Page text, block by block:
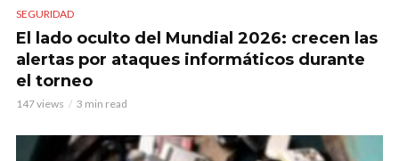
SEGURIDAD
El lado oculto del Mundial 2026: crecen las
alertas por ataques informáticos durante
el torneo
147 views 3 min read